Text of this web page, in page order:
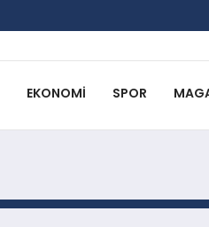
EKONOMI SPOR